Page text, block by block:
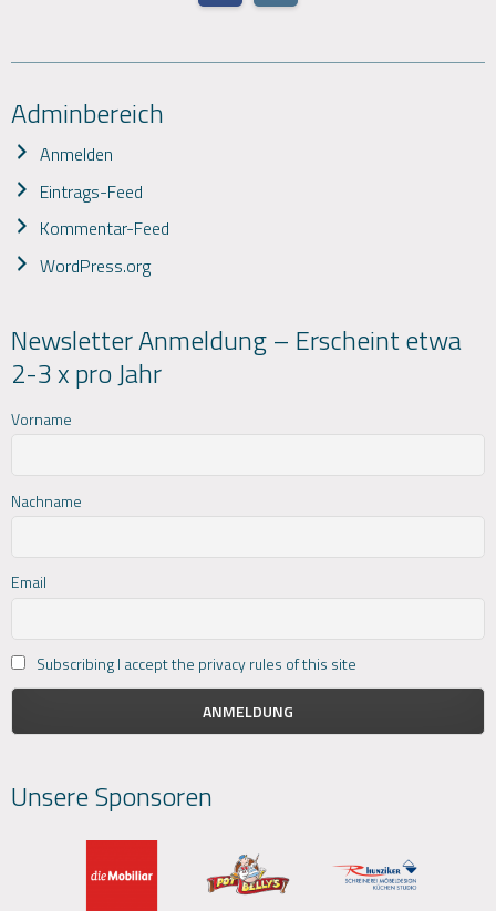
Adminbereich
Anmelden
Eintrags-Feed
Kommentar-Feed
WordPress.org
Newsletter Anmeldung – Erscheint etwa
2-3 x pro Jahr
Vorname
Nachname
Email
Subscribing I accept the privacy rules of this site
Unsere Sponsoren